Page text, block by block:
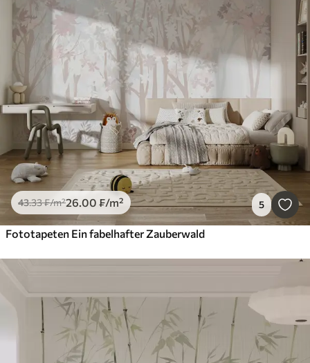
43.33₣/m²26.00 ₣/m² 5
Fototapeten Ein fabelhafter Zauberwald